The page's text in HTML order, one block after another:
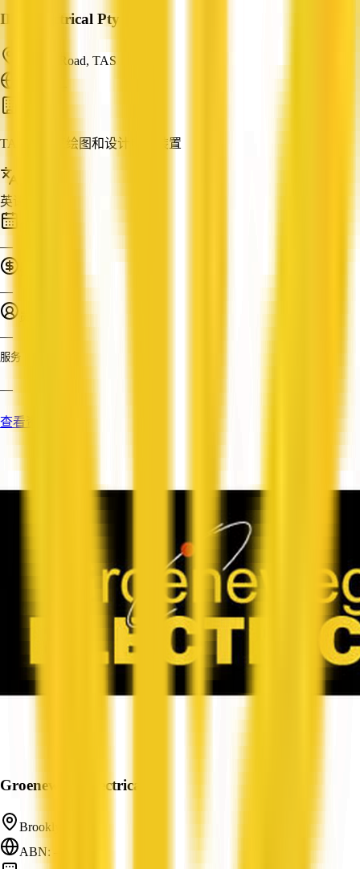
IDD Electrical Pty Ltd
Claude Road, TAS
TAS 的电气绘图和设计电气装置
英语
—
—
—
服务
—
查看资料
Groenewege Electrical
Brooklyn, TAS
ABN: —